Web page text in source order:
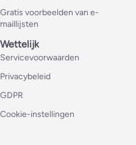
Gratis voorbeelden van e-
maillijsten
Wettelijk
Servicevoorwaarden
Privacybeleid
GDPR
Cookie-instellingen